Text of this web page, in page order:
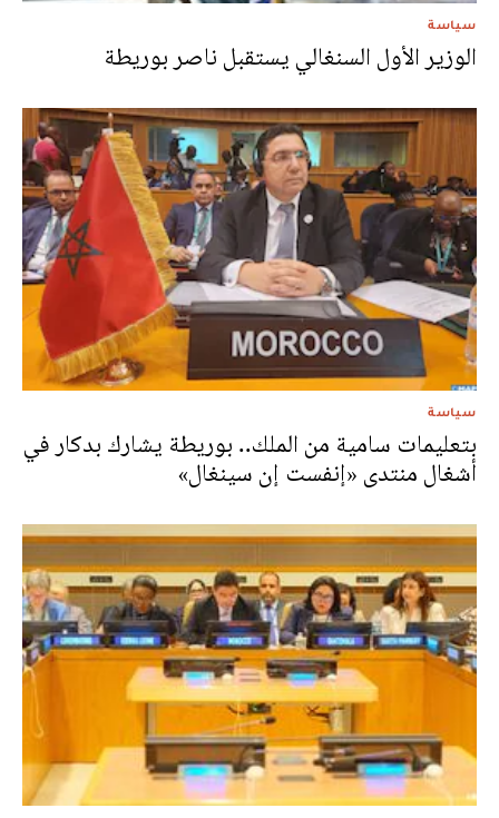
سياسة
الوزير الأول السنغالي يستقبل ناصر بوريطة
سياسة
بتعليمات سامية من الملك.. بوريطة يشارك بدكار في
أشغال منتدى «إنفست إن سينغال»